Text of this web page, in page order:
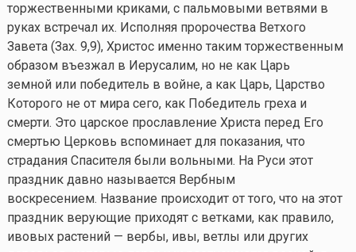
торжественными криками, с пальмовыми ветвями в
руках встречал их. Исполняя пророчества Ветхого
Завета (Зах. 9,9), Христос именно таким торжественным
образом въезжал в Иерусалим, но не как Царь
земной или победитель в войне, а как Царь, Царство
Которого не от мира сего, как Победитель греха и
смерти. Это царское прославление Христа перед Его
смертью Церковь вспоминает для показания, что
страдания Спасителя были вольными. На Руси этот
праздник давно называется Вербным
воскресением. Название происходит от того, что на этот
праздник верующие приходят с ветками, как правило,
ивовых растений — вербы, ивы, ветлы или других